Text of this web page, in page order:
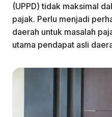
(UPPD) tidak maksimal
pajak. Perlu menjadi
daerah untuk masalah
utama pendapat asli